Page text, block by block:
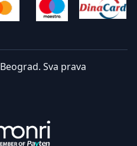
Beograd. Sva prava